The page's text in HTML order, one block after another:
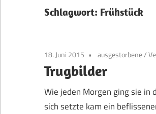
Schlagwort: Frühstück
18. Juni 2015 ausgestorbene/
Trugbilder
Wie jeden Morgen ging sie in
sich setzte kam ein